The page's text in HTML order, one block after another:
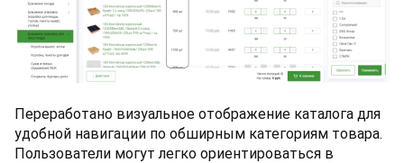
Переработано визуальное отображение каталога для
удобной навигации по обширным категориям товара.
Пользователи могут легко ориентироваться в